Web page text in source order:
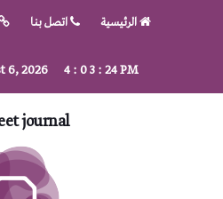
الرئيسية اتصل بنا
6, 2026 4 : 03 : 25PM
journal